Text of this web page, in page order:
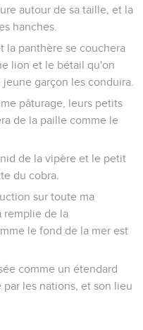
autour de sa taille, et la
hanches.
la panthère se couchera
lion et le bétail qu'on
garçon les conduira.
pâturage, leurs petits
de la paille comme le
nid de la vipère et le petit
du cobra.
sur toute ma
remplie de la
le fond de la mer est
comme un étendard
les nations, et son lieu